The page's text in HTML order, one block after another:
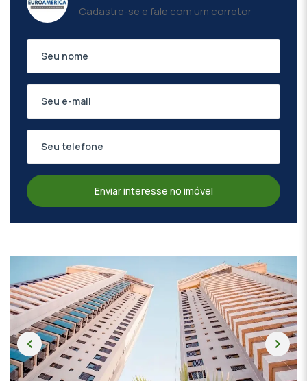
Cadastre-se e fale com um corretor
Enviar interesse no imóvel